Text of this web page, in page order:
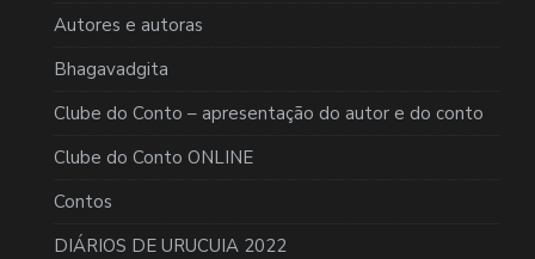
Autores e autoras
Bhagavadgita
Clube do Conto – apresentação do autor e do conto
Clube do Conto ONLINE
Contos
DIÁRIOS DE URUCUIA 2022